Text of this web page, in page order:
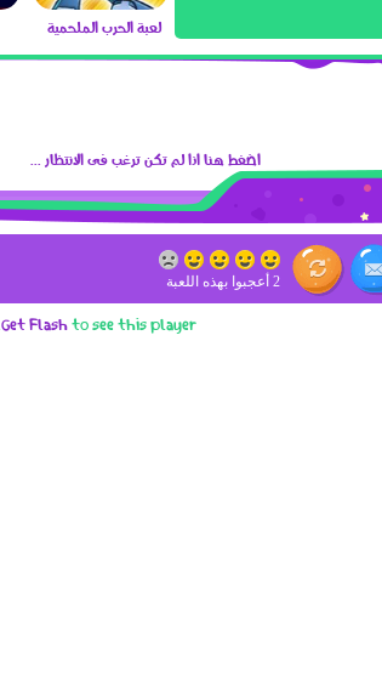
لعبة الحرب الملحمية
اضغط هنا اذا لم تكن ترغب فى الانتظار ...
2 أعجبوا بهذه اللعبة
Get Flashto see this player.